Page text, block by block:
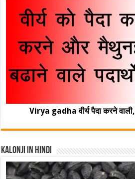
Virya gadha वीर्य पैदा करने वाली,
Kalonji In Hindi